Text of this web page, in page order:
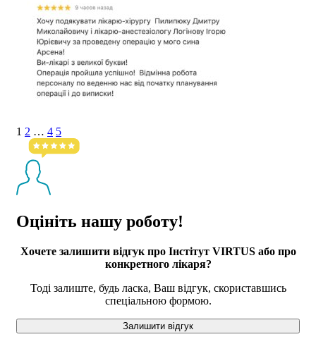
1 2 … 4 5
Оцініть нашу роботу!
Хочете залишити відгук про Інстітут VIRTUS або про
конкретного лікаря?
Тоді залиште, будь ласка, Ваш відгук, скориставшись
спеціальною формою.
Залишити відгук